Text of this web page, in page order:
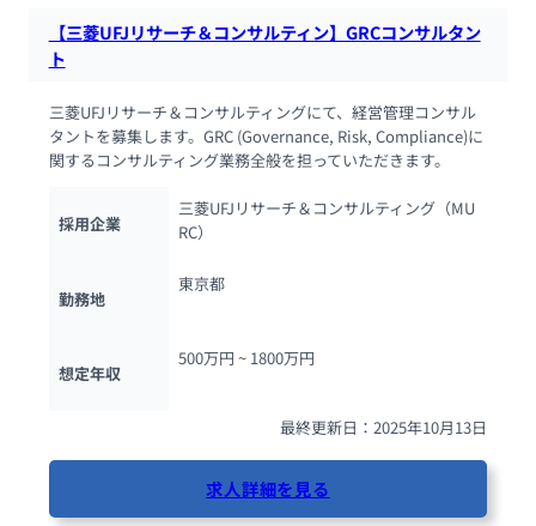
【三菱UFJリサーチ＆コンサルティン】GRCコンサルタン
ト
三菱UFJリサーチ＆コンサルティングにて、経営管理コンサル
タントを募集します。GRC (Governance, Risk, Compliance)に
関するコンサルティング業務全般を担っていただきます。
採用企業
三菱UFJリサーチ＆コンサルティング（MU
RC）
勤務地
東京都
想定年収
500万円 ~ 1800万円
最終更新日：2025年10月13日
求人詳細を見る